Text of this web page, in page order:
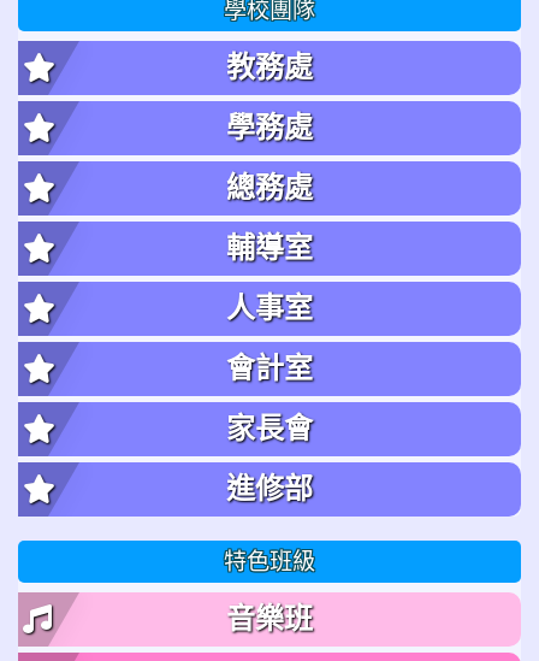
學校團隊
教務處
學務處
總務處
輔導室
人事室
會計室
家長會
進修部
特色班級
音樂班